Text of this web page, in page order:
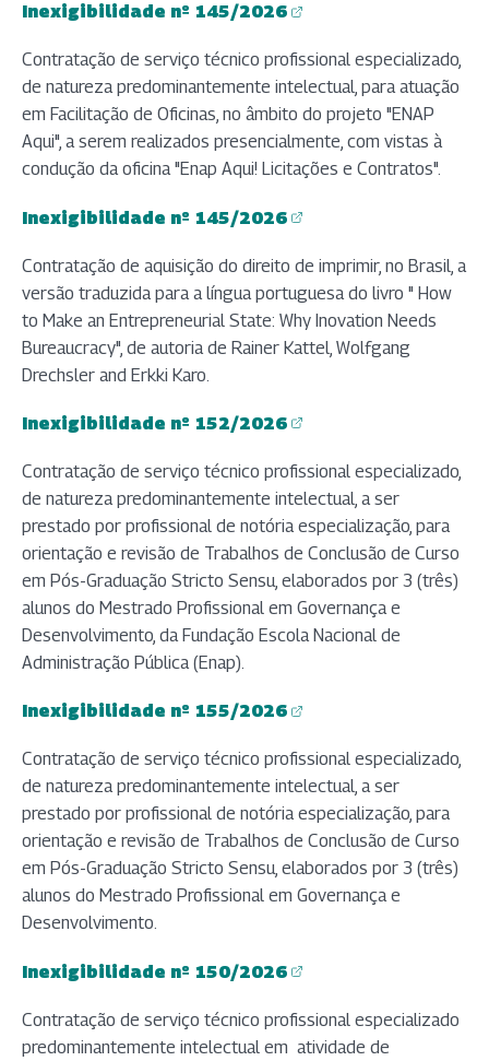
Inexigibilidade nº 145/2026
(abre em nova aba)
Contratação de serviço técnico profissional especializado,
de natureza predominantemente intelectual, para atuação
em Facilitação de Oficinas, no âmbito do projeto "ENAP
Aqui", a serem realizados presencialmente, com vistas à
condução da oficina "Enap Aqui! Licitações e Contratos".
Inexigibilidade nº 145/2026
(abre em nova aba)
Contratação de aquisição do direito de imprimir, no Brasil, a
versão traduzida para a língua portuguesa do livro " How
to Make an Entrepreneurial State: Why Inovation Needs
Bureaucracy", de autoria de Rainer Kattel, Wolfgang
Drechsler and Erkki Karo.
Inexigibilidade nº 152/2026
(abre em nova aba)
Contratação de serviço técnico profissional especializado,
de natureza predominantemente intelectual, a ser
prestado por profissional de notória especialização, para
orientação e revisão de Trabalhos de Conclusão de Curso
em Pós-Graduação Stricto Sensu, elaborados por 3 (três)
alunos do Mestrado Profissional em Governança e
Desenvolvimento, da Fundação Escola Nacional de
Administração Pública (Enap).
Inexigibilidade nº 155/2026
(abre em nova aba)
Contratação de serviço técnico profissional especializado,
de natureza predominantemente intelectual, a ser
prestado por profissional de notória especialização, para
orientação e revisão de Trabalhos de Conclusão de Curso
em Pós-Graduação Stricto Sensu, elaborados por 3 (três)
alunos do Mestrado Profissional em Governança e
Desenvolvimento.
Inexigibilidade nº 150/2026
(abre em nova aba)
Contratação de serviço técnico profissional especializado
predominantemente intelectual em atividade de